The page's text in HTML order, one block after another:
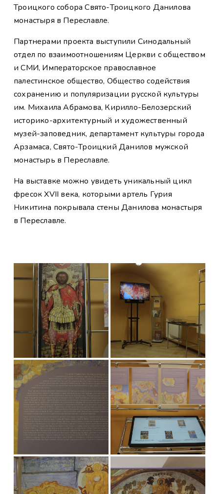
Троицкого собора Свято-Троицкого Данилова
монастыря в Переславле.
Партнерами проекта выступили Синодальный
отдел по взаимоотношениям Церкви с обществом
и СМИ, Императорское православное
палестинское общество, Общество содействия
сохранению и популяризации русской культуры
им. Михаила Абрамова, Кирилло-Белозерский
историко-архитектурный и художественный
музей-заповедник, департамент культуры города
Арзамаса, Свято-Троицкий Данилов мужской
монастырь в Переславле.
На выставке можно увидеть уникальный цикл
фресок XVII века, которыми артель Гурия
Никитина покрывала стены Данилова монастыря
в Переславле.